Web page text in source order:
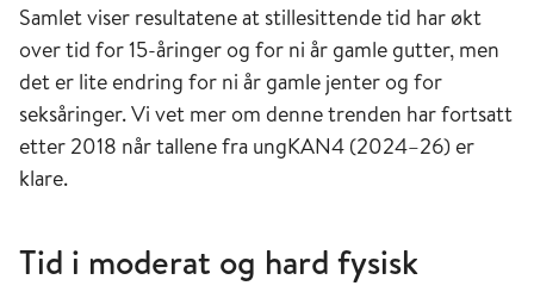
Samlet viser resultatene at stillesittende tid har økt
over tid for 15-åringer og for ni år gamle gutter, men
det er lite endring for ni år gamle jenter og for
seksåringer. Vi vet mer om denne trenden har fortsatt
etter 2018 når tallene fra ungKAN4 (2024–26) er
klare.
Tid i moderat og hard fysisk